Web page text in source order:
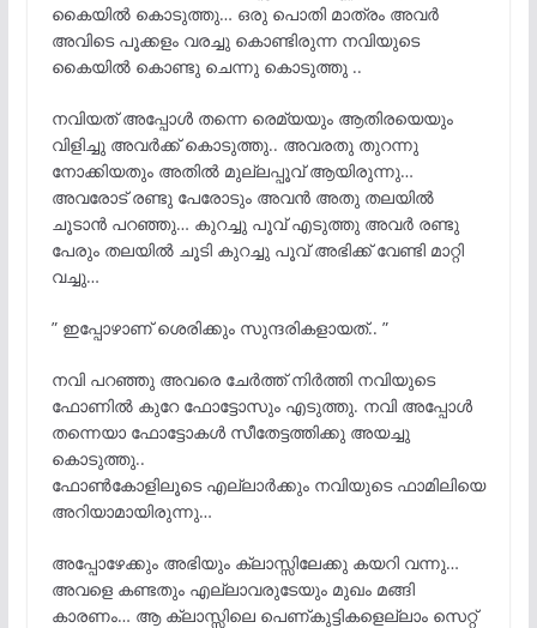
കൈയിൽ കൊടുത്തു… ഒരു പൊതി മാത്രം അവർ
അവിടെ പൂക്കളം വരച്ചു കൊണ്ടിരുന്ന നവിയുടെ
കൈയിൽ കൊണ്ടു ചെന്നു കൊടുത്തു ..
നവിയത് അപ്പോൾ തന്നെ രെമ്യയും ആതിരയെയും
വിളിച്ചു അവർക്ക് കൊടുത്തു.. അവരതു തുറന്നു
നോക്കിയതും അതിൽ മുല്ലപ്പൂവ് ആയിരുന്നു…
അവരോട് രണ്ടു പേരോടും അവൻ അതു തലയിൽ
ചൂടാൻ പറഞ്ഞു… കുറച്ചു പൂവ് എടുത്തു അവർ രണ്ടു
പേരും തലയിൽ ചൂടി കുറച്ചു പൂവ് അഭിക്ക് വേണ്ടി മാറ്റി
വച്ചു…
” ഇപ്പോഴാണ് ശെരിക്കും സുന്ദരികളായത്.. ”
നവി പറഞ്ഞു അവരെ ചേർത്ത് നിർത്തി നവിയുടെ
ഫോണിൽ കുറേ ഫോട്ടോസും എടുത്തു. നവി അപ്പോൾ
തന്നെയാ ഫോട്ടോകൾ സീതേട്ടത്തിക്കു അയച്ചു
കൊടുത്തു..
ഫോൺകോളിലൂടെ എല്ലാർക്കും നവിയുടെ ഫാമിലിയെ
അറിയാമായിരുന്നു…
അപ്പോഴേക്കും അഭിയും ക്ലാസ്സിലേക്കു കയറി വന്നു…
അവളെ കണ്ടതും എല്ലാവരുടേയും മുഖം മങ്ങി
കാരണം… ആ ക്ലാസ്സിലെ പെണ്കുട്ടികളെല്ലാം സെറ്റ്